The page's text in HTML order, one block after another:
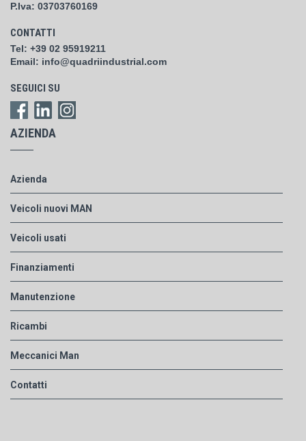
P.Iva: 03703760169
CONTATTI
Tel: +39 02 95919211
Email: info@quadriindustrial.com
SEGUICI SU
AZIENDA
Azienda
Veicoli nuovi MAN
Veicoli usati
Finanziamenti
Manutenzione
Ricambi
Meccanici Man
Contatti